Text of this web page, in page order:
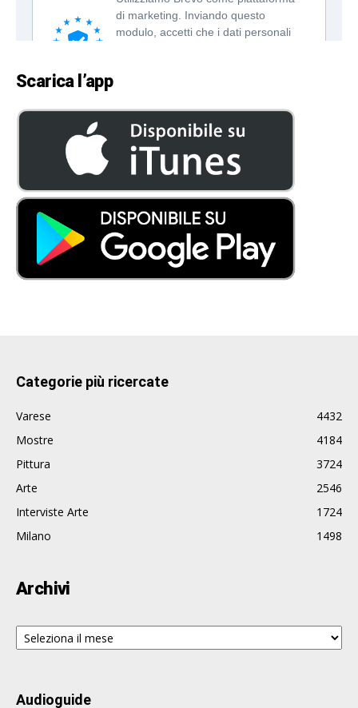
Scarica l’app
Categorie più ricercate
Varese
4432
Mostre
4184
Pittura
3724
Arte
2546
Interviste Arte
1724
Milano
1498
Archivi
Archivi
Audioguide